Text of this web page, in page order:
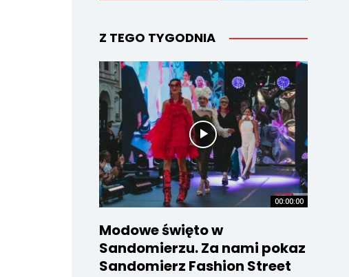
Z TEGO TYGODNIA
00:00:00
Modowe święto w
Sandomierzu. Za nami pokaz
Sandomierz Fashion Street